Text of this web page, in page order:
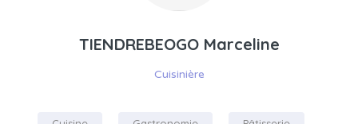
TIENDREBEOGO Marceline
Cuisinière